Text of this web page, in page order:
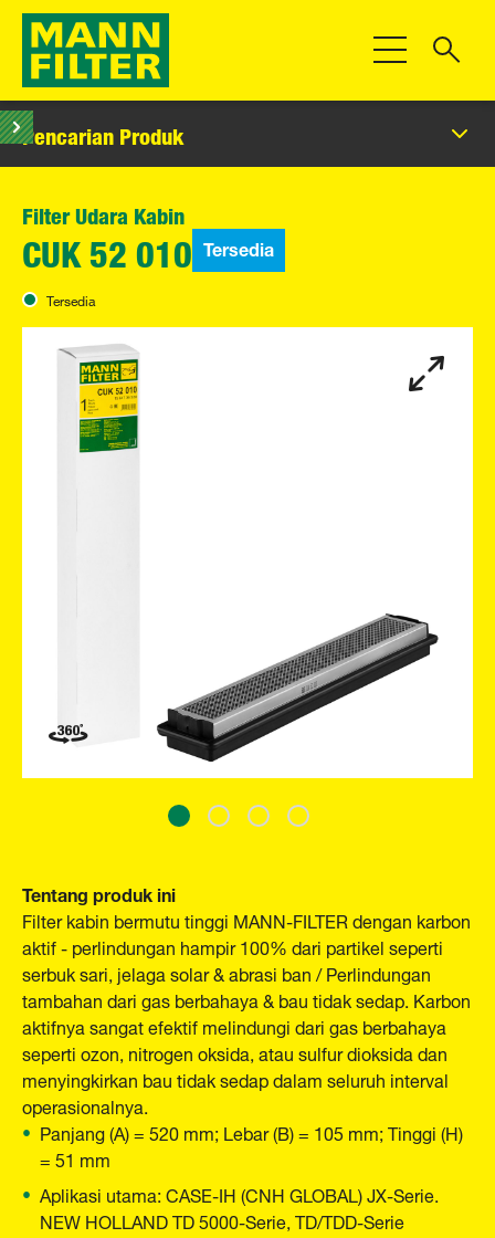
Beralih
Pencarian Produk
Filter Udara Kabin
CUK 52 010 Tersedia
Tersedia
Tentang produk ini
Filter kabin bermutu tinggi MANN-FILTER dengan karbon
aktif - perlindungan hampir 100% dari partikel seperti
serbuk sari, jelaga solar & abrasi ban / Perlindungan
tambahan dari gas berbahaya & bau tidak sedap. Karbon
aktifnya sangat efektif melindungi dari gas berbahaya
seperti ozon, nitrogen oksida, atau sulfur dioksida dan
menyingkirkan bau tidak sedap dalam seluruh interval
operasionalnya.
Panjang (A) = 520 mm; Lebar (B) = 105 mm; Tinggi (H)
= 51 mm
Aplikasi utama: CASE-IH (CNH GLOBAL) JX-Serie.
NEW HOLLAND TD 5000-Serie, TD/TDD-Serie